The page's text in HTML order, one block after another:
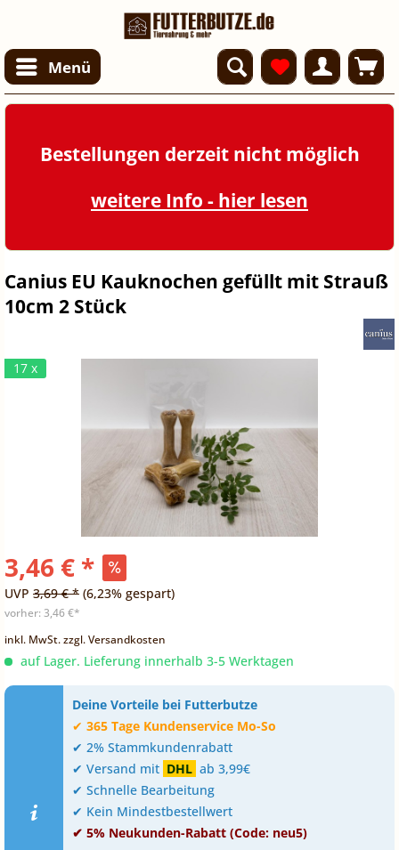
Menü
Bestellungen derzeit nicht möglich
weitere Info - hier lesen
Canius EU Kauknochen gefüllt mit Strauß
10cm 2 Stück
17 x
3,46 € *
UVP 3,69 € * (6,23% gespart)
vorher: 3,46 €*
inkl. MwSt.zzgl. Versandkosten
auf Lager. Lieferung innerhalb 3-5 Werktagen
Deine Vorteile bei Futterbutze
✔ 365 Tage Kundenservice Mo-So
✔ 2% Stammkundenrabatt
✔ Versand mit DHL ab 3,99€
✔ Schnelle Bearbeitung
✔ Kein Mindestbestellwert
✔ 5% Neukunden-Rabatt (Code: neu5)